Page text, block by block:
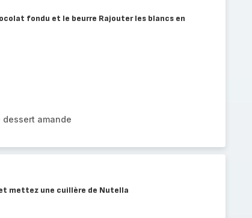
fondu et le beurre Rajouter les blancs en
amande
mettez une cuillère de Nutella